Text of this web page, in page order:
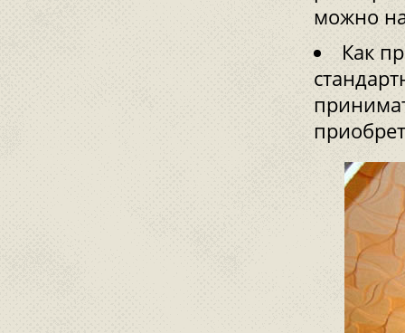
можно
Как